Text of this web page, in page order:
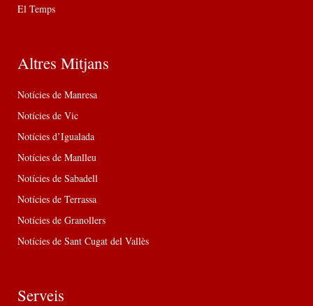
El Temps
Altres Mitjans
Notícies de Manresa
Notícies de Vic
Notícies d’Igualada
Notícies de Manlleu
Notícies de Sabadell
Notícies de Terrassa
Notícies de Granollers
Notícies de Sant Cugat del Vallès
Serveis